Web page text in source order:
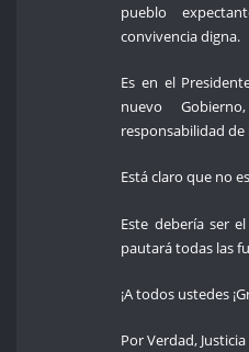
pueblo
convivencia digna.
Es en el
nuevo
responsabilidad
Está claro que no
Este debería ser
pautará todas las
¡A todos ustedes
Por Verdad,